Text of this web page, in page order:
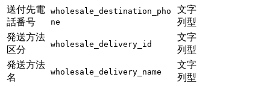
送付先電
話番号
wholesale_destination_pho
ne
文字
列型
発送方法
区分
wholesale_delivery_id
文字
列型
発送方法
名
wholesale_delivery_name
文字
列型